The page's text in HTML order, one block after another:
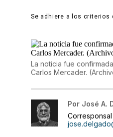
Se adhiere a los criterios
La noticia fue
Carlos Mercader.
Por José A.
Corresponsal